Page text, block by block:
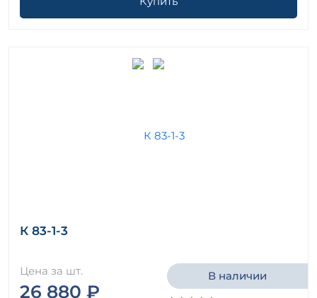
К 83-1-3
Цена за шт.
26 880 ₽
В наличии